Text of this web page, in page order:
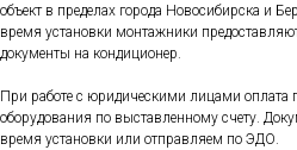
объект в пределах города Новосибирска и
время установки монтажники
документы на кондиционер.
При работе с юридическими лицами оплата
оборудования по выставленному счету.
время установки или отправляем по ЭДО.